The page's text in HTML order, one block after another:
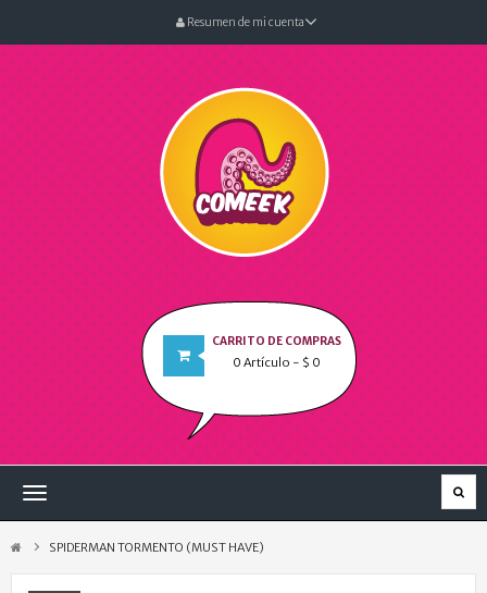
Resumen de mi cuenta
CARRITO DE COMPRAS
0 Artículo - $ 0
Navegación
SPIDERMAN TORMENTO (MUST HAVE)